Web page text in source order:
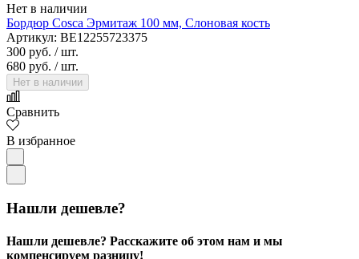
Нет в наличии
Бордюр Cosca Эрмитаж 100 мм, Слоновая кость
Артикул: BE12255723375
300 руб. / шт.
680 руб. / шт.
Нет в наличии
Сравнить
В избранное
Нашли дешевле?
Нашли дешевле? Расскажите об этом нам и мы
компенсируем разницу!